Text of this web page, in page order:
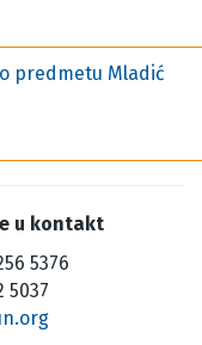
predmetu Mladić
u kontakt
5376
5037